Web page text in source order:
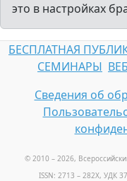
это в настройках
БЕСПЛАТНАЯ
СЕМИНАРЫ
Сведения об
© 2010 – 2026,
ISSN: 2713 – 282X, УДК